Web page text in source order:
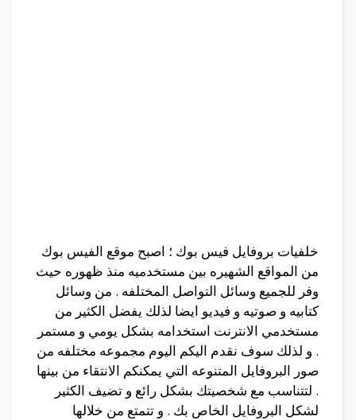
خلفيات بروفايل فيس بوك ؛ اصبح موقع الفيس بوك
من المواقع الشهيره بين مستخدميه منذ ظهوره حيث
وفر للجميع وسائل التواصل المختلفه . من وسائل
كتابيه و صوتيه و فيديو ايضا لذلك يفضل الكثير من
مستخدمي الانترنت استخدامه بشكل يومي و مستمر
. و لذلك سوف نقدم اليكم اليوم مجموعه مختلفه من
صور البروفايل المتنوعه التي يمكنكم الانتقاء من بينها
. لتتناسب مع شخصيتك بشكل رائع و تضيف الكثير
لشكل البروفايل الخاص بك . و تتمتع من خلالها